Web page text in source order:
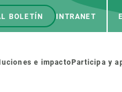
BOLETÍN INTRANET
e impacto Participa y